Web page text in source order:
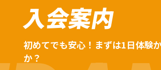
入会案内
初めてでも安心！まずは1日体験
か？